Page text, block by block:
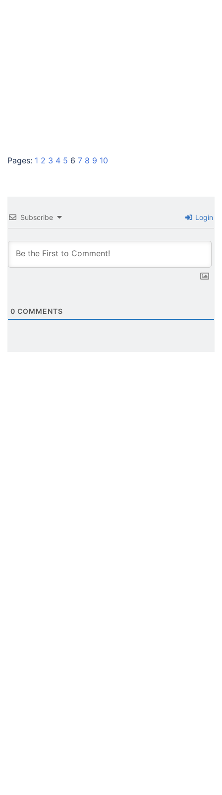
Pages: 1 2 3 4 5 6 7 8 9 10
Subscribe Login
0 COMMENTS